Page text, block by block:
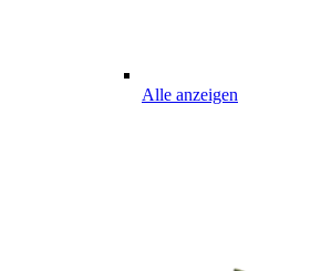
Alle anzeigen